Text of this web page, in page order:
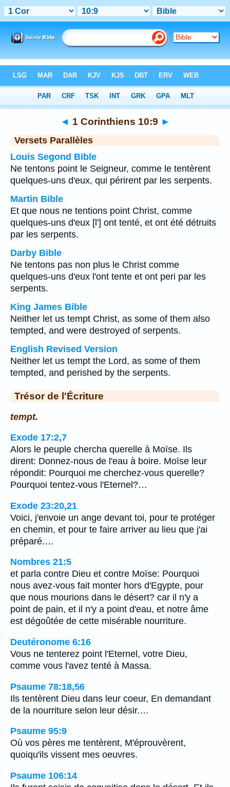
> Chapitre 10 > Verset 9
◄ 1 Corinthiens 10:9 ►
Versets Parallèles
Louis Segond Bible
Ne tentons point le Seigneur, comme le tentèrent
quelques-uns d'eux, qui périrent par les serpents.
Martin Bible
Et que nous ne tentions point Christ, comme
quelques-uns d'eux [l'] ont tenté, et ont été détruits
par les serpents.
Darby Bible
Ne tentons pas non plus le Christ comme
quelques-uns d'eux l'ont tente et ont peri par les
serpents.
King James Bible
Neither let us tempt Christ, as some of them also
tempted, and were destroyed of serpents.
English Revised Version
Neither let us tempt the Lord, as some of them
tempted, and perished by the serpents.
Trésor de l'Écriture
tempt.
Exode 17:2,7
Alors le peuple chercha querelle à Moïse. Ils
dirent: Donnez-nous de l'eau à boire. Moïse leur
répondit: Pourquoi me cherchez-vous querelle?
Pourquoi tentez-vous l'Eternel?…
Exode 23:20,21
Voici, j'envoie un ange devant toi, pour te protéger
en chemin, et pour te faire arriver au lieu que j'ai
préparé.…
Nombres 21:5
et parla contre Dieu et contre Moïse: Pourquoi
nous avez-vous fait monter hors d'Egypte, pour
que nous mourions dans le désert? car il n'y a
point de pain, et il n'y a point d'eau, et notre âme
est dégoûtée de cette misérable nourriture.
Deutéronome 6:16
Vous ne tenterez point l'Eternel, votre Dieu,
comme vous l'avez tenté à Massa.
Psaume 78:18,56
Ils tentèrent Dieu dans leur coeur, En demandant
de la nourriture selon leur désir.…
Psaume 95:9
Où vos pères me tentèrent, M'éprouvèrent,
quoiqu'ils vissent mes oeuvres.
Psaume 106:14